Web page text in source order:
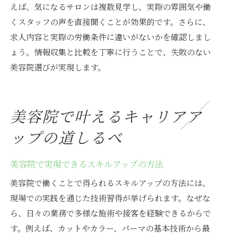
美容院スタッフが続けやすい職場の条件
長く働ける美容院求人を選ぶ重要な視点
美容院で安心して働ける職場環境の探し方
美容院スタッフ募集で確認したい制度や待
遇
美容院で自分らしい働き方が叶う求人を探
す
多様な働き方を選べる美容院求人の特徴
自分のライフスタイルに合った美容院の探
し方
美容院スタッフとして満足できる働き方と
えば、気になるサロンは複数見学し、実際の雰囲気や働
くスタッフの声を直接聞くことが効果的です。さらに、
求人内容と実際の労働条件に違いがないかを確認しまし
ょう。情報収集と比較を丁寧に行うことで、失敗のない
美容院選びが実現します。
美容院で叶えるキャリアア
ップの道しるべ
美容院で実現できるスキルアップの方法
美容院で働くことで得られるスキルアップの方法には、
現場での実践を通じた技術習得が挙げられます。なぜな
ら、日々の業務で多様な施術や接客を経験できるからで
す。例えば、カットやカラー、パーマの基本技術から最